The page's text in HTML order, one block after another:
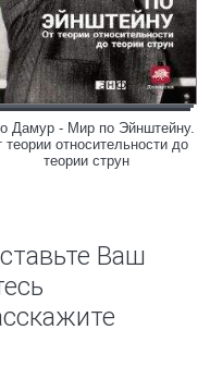
Дамур - Мир по Эйнштейну.
теории относительности до
теории струн
Ваш